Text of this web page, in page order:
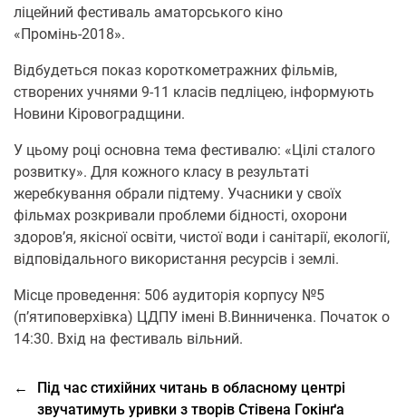
ліцейний фестиваль аматорського кіно
«Промінь-2018».
Відбудеться показ короткометражних фільмів,
створених учнями 9-11 класів педліцею, інформують
Новини Кіровоградщини.
У цьому році основна тема фестивалю: «Цілі сталого
розвитку». Для кожного класу в результаті
жеребкування обрали підтему. Учасники у своїх
фільмах розкривали проблеми бідності, охорони
здоров’я, якісної освіти, чистої води і санітарії, екології,
відповідального використання ресурсів і землі.
Місце проведення: 506 аудиторія корпусу №5
(п’ятиповерхівка) ЦДПУ імені В.Винниченка. Початок о
14:30. Вхід на фестиваль вільний.
←
Під час стихійних читань в обласному центрі
звучатимуть уривки з творів Стівена Гокінґа